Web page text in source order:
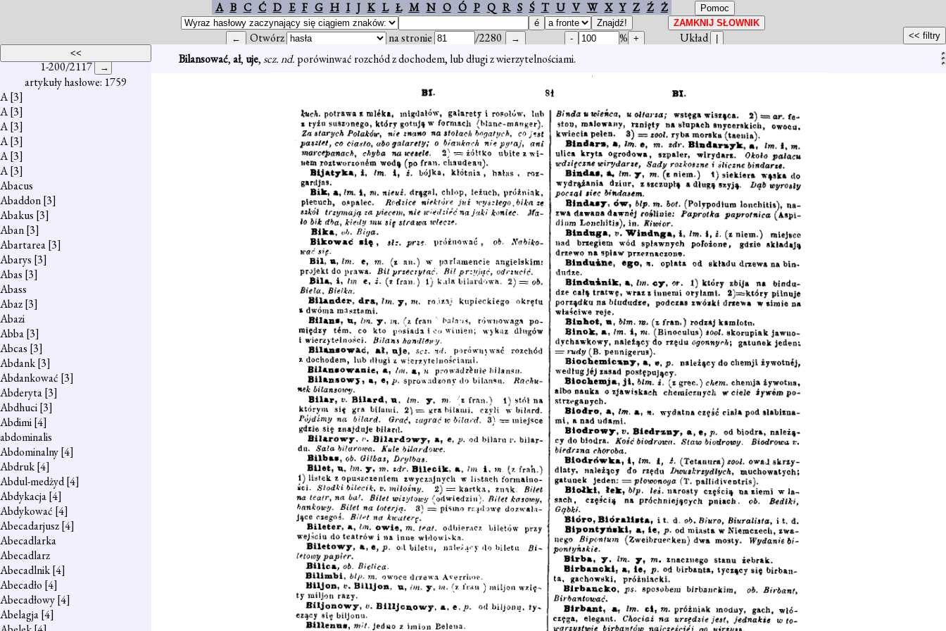
A B C Ć D E F G H I J K L Ł M N O Ó P Q R S Ś T U V W X Y Z Ź Ż
Otwórz na stronie /2280 %
Układ
1-200/2117
artykuły hasłowe: 1759
A[3]
A[3]
A[3]
A[3]
A[3]
A[3]
Abacus
Abaddon[3]
Abakus [3]
Aban[3]
Abartarea[3]
Abarys [3]
Abas [3]
Abass
Abaz[3]
Abazi
Abba[3]
Abcas [3]
Abdank[3]
Abdankować [3]
Abderyta[3]
Abdhuci[3]
Abdimi[4]
abdominalis
Abdominalny[4]
Abdruk[4]
Abdul-medżyd[4]
Abdykacja[4]
Abdykować [4]
Abecadarjusz[4]
Abecadlarka
Abecadlarz
Abecadlnik[4]
Abecadło [4]
Abecadłowy[4]
Abelagja[4]
Bilansować,ał, uje,scz. nd. porówinwać rozchód z dochodem, lub długi z wierzytelnościami.